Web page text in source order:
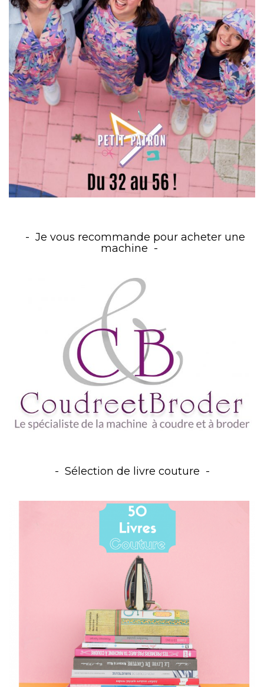
Je vous recommande pour acheter une
machine
Sélection de livre couture